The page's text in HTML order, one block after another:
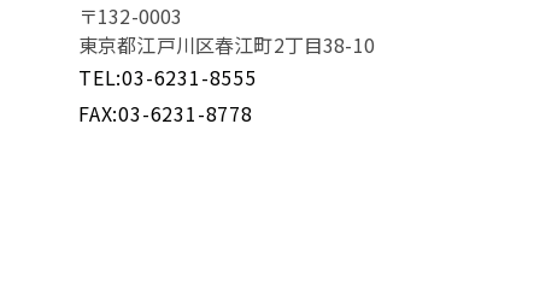
〒132-0003
東京都江戸川区春江町2丁目38-10
TEL:03-6231-8555
FAX:03-6231-8778